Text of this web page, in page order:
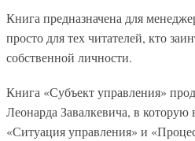
Книга предназначена для
просто для тех читателей, кто
собственной личности.
Книга «Субъект управления»
Леонарда Завалкевича, в которую
«Ситуация управления» и